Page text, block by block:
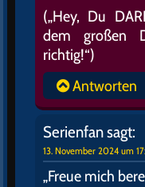
(„Hey, Du
dem großen
richtig!“)
Antworten
Serienfansagt:
13. November 2024 um
„Freue mich